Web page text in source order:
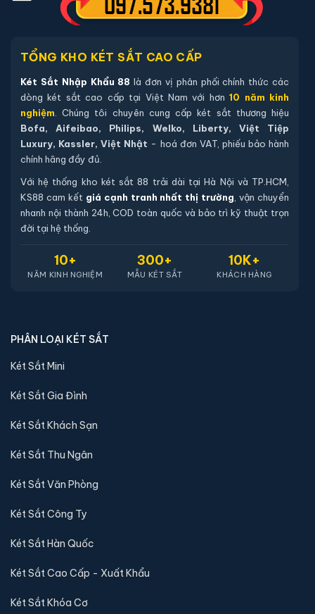
Két sắt mini Bofa BGX-5D1-30S1 điện tử chính hãng
⚖️ Trọng lượng:
15 kg
Két sắt mini Bofa BGX-5D1-45S1 điện tử chính hãng
📐 Kích thước:45 x 40 x 32 cm
TỔNG KHO KÉT SẮT CAO CẤP
Két Sắt Nhập Khẩu 88 là đơn vị phân phối chính thức các
dòng két sắt cao cấp tại Việt Nam với hơn10 năm kinh
nghiệm . Chúng tôi chuyên cung cấp két sắt thương hiệu
Bofa, Aifeibao, Philips, Welko, Liberty, Việt Tiệp
Luxury, Kassler, Việt Nhật - hoá đơn VAT, phiếu bảo hành
chính hãng đầy đủ.
Với hệ thống kho két sắt 88 trải dài tại Hà Nội và TP.HCM,
KS88 cam kết giá cạnh tranh nhất thị trường , vận chuyển
nhanh nội thành 24h, COD toàn quốc và bảo trì kỹ thuật trọn
đời tại hệ thống.
10+
NĂM KINH NGHIỆM
300+
MẪU KÉT SẮT
10K+
KHÁCH HÀNG
PHÂN LOẠI KÉT SẮT
Két Sắt Mini
Két Sắt Gia Đình
Két Sắt Khách Sạn
Két Sắt Thu Ngân
Két Sắt Văn Phòng
Két Sắt Công Ty
Két Sắt Hàn Quốc
Két Sắt Cao Cấp - Xuất Khẩu
Két Sắt Khóa Cơ